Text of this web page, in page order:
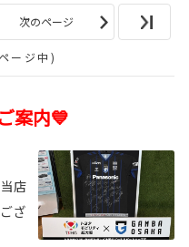
次のページ
ージ中)
案内💙
店
ざ